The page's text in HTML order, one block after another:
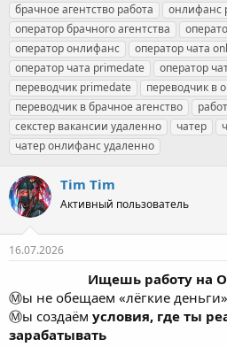
А
в
т
о
р
т
е
м
ы
Tim Tim
Д
а
т
а
н
а
ч
а
л
а
06.07.2026
Т
е
г
и
onlyfans
брачное агентство работа
онлифанс
оператор брачного агентства
оператор онлифанс
оператор чата
оператор чата primedate
оператор
переводчик primedate
переводчик в
переводчик в брачное агенство
секстер вакансии удаленно
Tim Tim
Ищешь работу на
Ⓜ️ы не обещаем «лёгкие деньги»
Ⓜ️ы создаёмусловия, где ты